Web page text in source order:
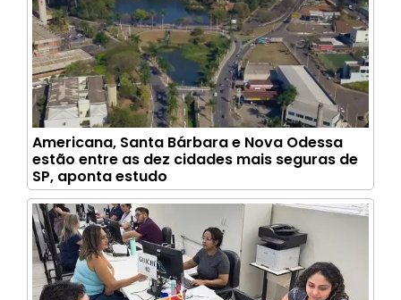
Americana, Santa Bárbara e Nova Odessa
estão entre as dez cidades mais seguras de
SP, aponta estudo